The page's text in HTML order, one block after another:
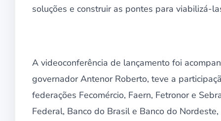
soluções e construir as pontes para viabilizá-
A videoconferência de lançamento foi
governador Antenor Roberto, teve a
federações Fecomércio, Faern, Fetronor e
Federal, Banco do Brasil e Banco do